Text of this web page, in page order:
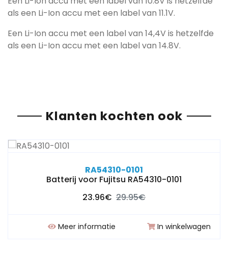
als een Li-Ion accu met een label van 11.1V.
Een Li-Ion accu met een label van 14,4V is hetzelfde
als een Li-Ion accu met een label van 14.8V.
Klanten kochten ook
RA54310-0101
Batterij voor Fujitsu RA54310-0101
23.96€ 29.95€
Meer informatie In winkelwagen